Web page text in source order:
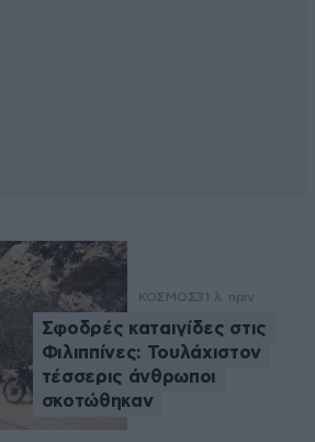
ΚΟΣΜΟΣ31 λ. πριν
Σφοδρές καταιγίδες στις
Φιλιππίνες: Τουλάχιστον
τέσσερις άνθρωποι
σκοτώθηκαν